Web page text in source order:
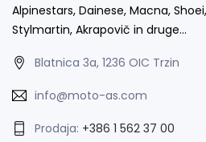
Alpinestars, Dainese, Macna,
Stylmartin, Akrapovič in druge…
Blatnica 3a, 1236 OIC Trzin
info@moto-as.com
Prodaja: +386 1 562 37 00